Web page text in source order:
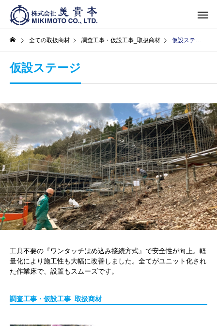
全ての取扱商材 調査工事・仮設工事_取扱商材 仮設ステージ
仮設ステージ
工具不要の『ワンタッチはめ込み接続方式』で安全性が向上。軽
量化により施工性も大幅に改善しました。全てがユニット化され
た作業床で、設置もスムーズです。
調査工事・仮設工事_取扱商材